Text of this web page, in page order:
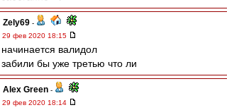
Zely69 -
29 фев 2020 18:15
начинается валидол
забили бы уже третью что ли
Alex Green -
29 фев 2020 18:14